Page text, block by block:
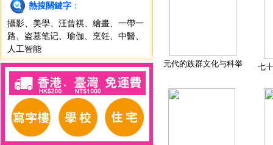
熱搜關鍵字 ：
攝影
美學 汪曾祺 繪畫
一帶一
路
盗墓笔记 瑜伽 烹饪 中醫
人工智能
元代的族群文化与科举 七